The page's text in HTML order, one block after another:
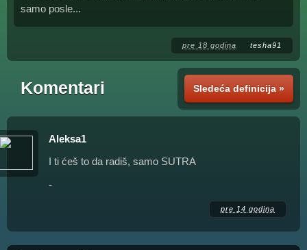
samo posle...
pre 18 godina tesha91
Sledeća definicija »
Komentari
Aleksa1
I ti ćeš to da radiš, samo SUTRA
-
pre 14 godina